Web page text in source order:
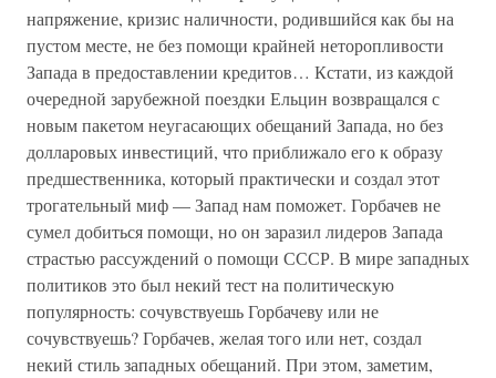
напряжение, кризис наличности, родившийся как бы на
пустом месте, не без помощи крайней неторопливости
Запада в предоставлении кредитов… Кстати, из каждой
очередной зарубежной поездки Ельцин возвращался с
новым пакетом неугасающих обещаний Запада, но без
долларовых инвестиций, что приближало его к образу
предшественника, который практически и создал этот
трогательный миф — Запад нам поможет. Горбачев не
сумел добиться помощи, но он заразил лидеров Запада
страстью рассуждений о помощи СССР. В мире западных
политиков это был некий тест на политическую
популярность: сочувствуешь Горбачеву или не
сочувствуешь? Горбачев, желая того или нет, создал
некий стиль западных обещаний. При этом, заметим,